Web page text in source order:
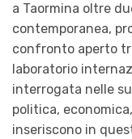
a Taormina oltre
contemporanea,
confronto aperto
laboratorio
interrogata nelle
politica,
inseriscono in